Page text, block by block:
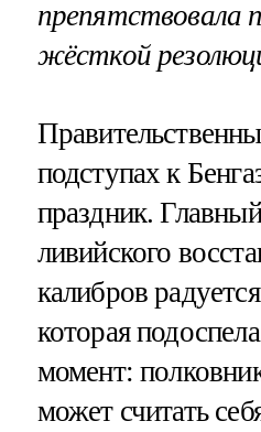
препятствовала
жёсткой
подступах к
праздник.
ливийского
калибров
которая
момент:
может считать